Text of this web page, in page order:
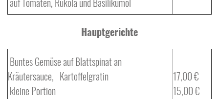
Hauptgerichte
Buntes Gemüse auf Blattspinat an
Kräutersauce, Kartoffelgratin
kleine Portion
17,00 €
15,00 €